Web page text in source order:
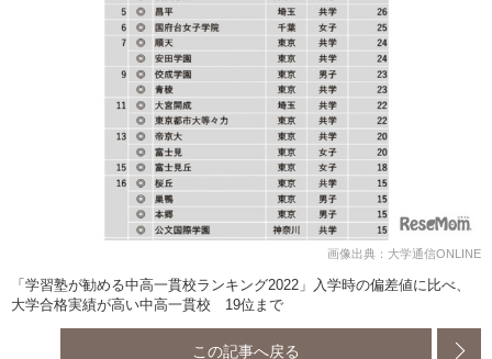
画像出典：大学通信ONLINE
「学習塾が勧める中高一貫校ランキング2022」入学時の偏差値に比べ、
大学合格実績が高い中高一貫校 19位まで
この記事へ戻る